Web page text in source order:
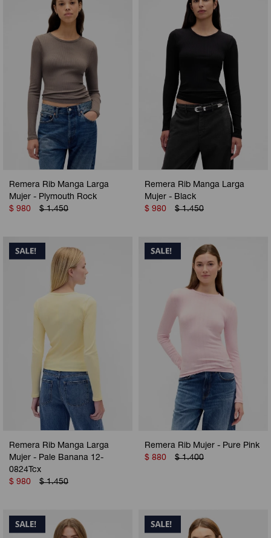
Remera Rib Manga Larga
Mujer - Plymouth Rock
$ 980 $ 1.450
Remera Rib Manga Larga
Mujer - Black
$ 980 $ 1.450
Remera Rib Manga Larga
Mujer - Pale Banana 12-
0824Tcx
$ 980 $ 1.450
Remera Rib Mujer - Pure Pink
$ 880 $ 1.400
Camperas
Musculosas
Shorts
Vestidos y polleras
Pijamas
Camperas
Chalecos
Shorts
Ropa interior
Polos
Camperas
Chalecos
Ropa interior
Pijamas
Camperas
Pijamas
Sets